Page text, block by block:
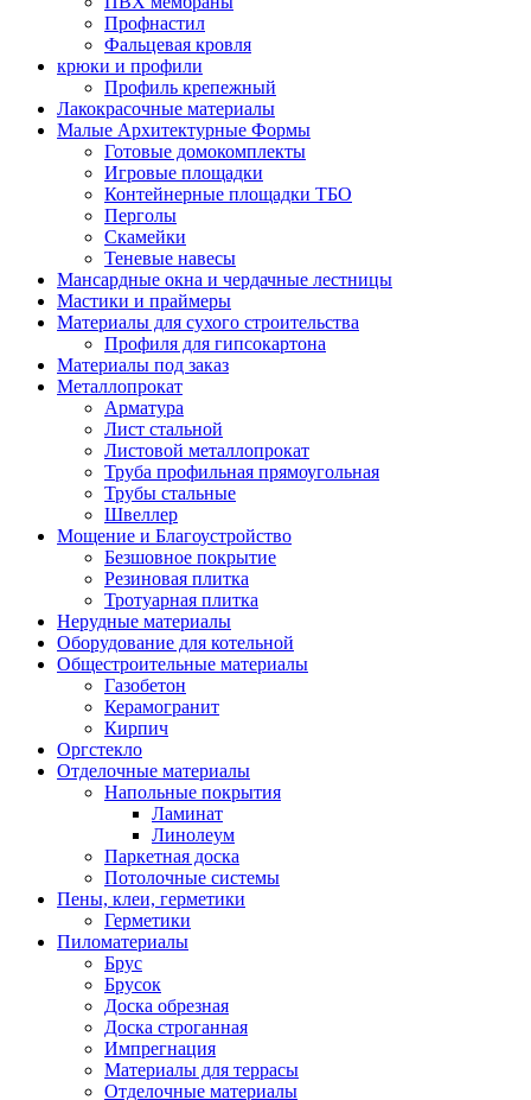
Профнастил
Фальцевая кровля
крюки и профили
Профиль крепежный
Лакокрасочные материалы
Малые Архитектурные Формы
Готовые домокомплекты
Игровые площадки
Контейнерные площадки ТБО
Перголы
Скамейки
Теневые навесы
Мансардные окна и чердачные лестницы
Мастики и праймеры
Материалы для сухого строительства
Профиля для гипсокартона
Материалы под заказ
Металлопрокат
Арматура
Лист стальной
Листовой металлопрокат
Труба профильная прямоугольная
Трубы стальные
Швеллер
Мощение и Благоустройство
Безшовное покрытие
Резиновая плитка
Тротуарная плитка
Нерудные материалы
Оборудование для котельной
Общестроительные материалы
Газобетон
Керамогранит
Кирпич
Оргстекло
Отделочные материалы
Напольные покрытия
Ламинат
Линолеум
Паркетная доска
Потолочные системы
Пены, клеи, герметики
Герметики
Пиломатериалы
Брус
Брусок
Доска обрезная
Доска строганная
Импрегнация
Материалы для террасы
Отделочные материалы